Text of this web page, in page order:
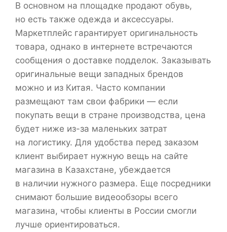
В основном на площадке продают обувь,
но есть также одежда и аксессуары.
Маркетплейс гарантирует оригинальность
товара, однако в интернете встречаются
сообщения о доставке подделок. Заказывать
оригинальные вещи западных брендов
можно и из Китая. Часто компании
размещают там свои фабрики — если
покупать вещи в стране производства, цена
будет ниже из-за маленьких затрат
на логистику. Для удобства перед заказом
клиент выбирает нужную вещь на сайте
магазина в Казахстане, убеждается
в наличии нужного размера. Еще посредники
снимают большие видеообзоры всего
магазина, чтобы клиенты в России смогли
лучше ориентироваться.